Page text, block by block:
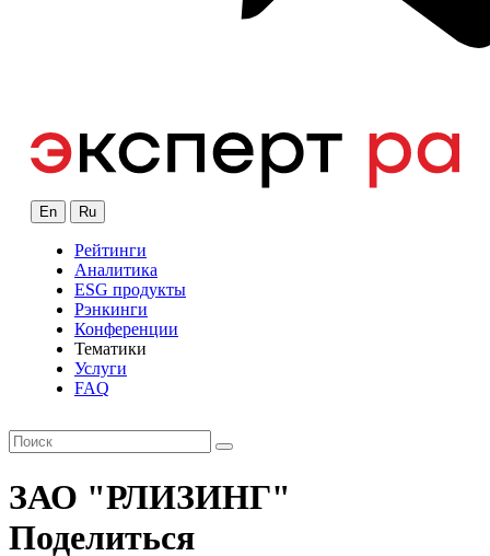
En Ru
Рейтинги
Аналитика
ESG продукты
Рэнкинги
Конференции
Тематики
Услуги
FAQ
ЗАО "РЛИЗИНГ"
Поделиться